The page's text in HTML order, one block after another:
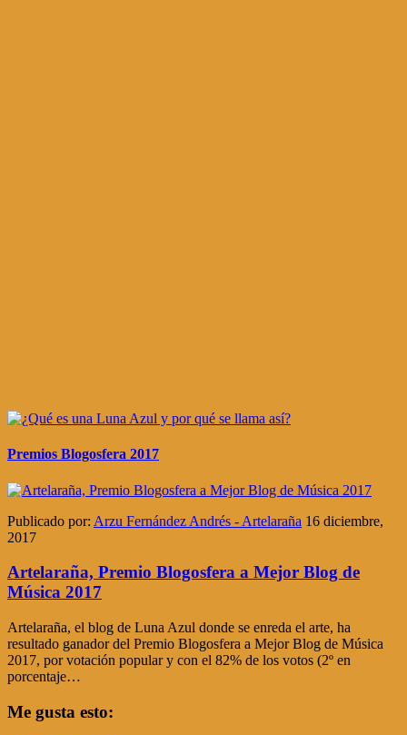
Premios Blogosfera 2017
Publicado por: Arzu Fernández Andrés - Artelaraña 16 diciembre,
2017
Artelaraña, Premio Blogosfera a Mejor Blog de
Música 2017
Artelaraña, el blog de Luna Azul donde se enreda el arte, ha
resultado ganador del Premio Blogosfera a Mejor Blog de Música
2017, por votación popular y con el 82% de los votos (2º en
porcentaje…
Me gusta esto: